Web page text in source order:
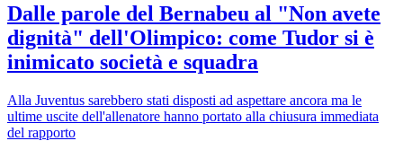
Dalle parole del Bernabeu al "Non avete
dignità" dell'Olimpico: come Tudor si è
inimicato società e squadra
Alla Juventus sarebbero stati disposti ad aspettare ancora ma le
ultime uscite dell'allenatore hanno portato alla chiusura immediata
del rapporto